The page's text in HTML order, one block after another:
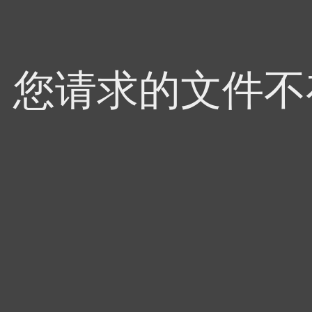
您请求的文件